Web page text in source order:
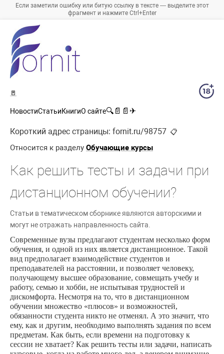
Если заметили ошибку или битую ссылку в тексте — выделите этот
фрагмент и нажмите Ctrl+Enter
🚪
НовостиСтатьиКнигиО сайте🔍 📄 📄 ✈
Короткий адрес страницы: fornit.ru/98757 📋
Относится к разделу Обучающие курсы
Как решить тесты и задачи при
дистанционном обучении?
Статьи в тематическом сборнике являются авторскими и
могут не отражать направленность сайта.
Современные вузы предлагают студентам несколько форм
обучения, и одной из них является дистанционное. Такой
вид предполагает взаимодействие студентов и
преподавателей на расстоянии, и позволяет человеку,
получающему высшее образование, совмещать учебу и
работу, семью и хобби, не испытывая трудностей и
дискомфорта. Несмотря на то, что в дистанционном
обучении множество «плюсов» и возможностей,
обязанности студента никто не отменял. А это значит, что
ему, как и другим, необходимо выполнять задания по всем
предметам. Как быть, если времени на подготовку к
сессии не хватает? Как решить тесты или задачи, написать